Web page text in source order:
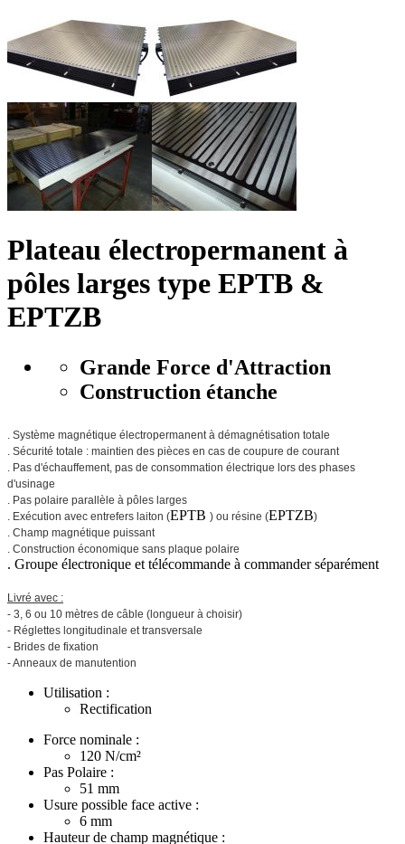
Plateau électropermanent à
pôles larges type EPTB &
EPTZB
Grande Force d'Attraction
Construction étanche
. Système magnétique électropermanent à démagnétisation totale
. Sécurité totale : maintien des pièces en cas de coupure de courant
. Pas d'échauffement, pas de consommation électrique lors des phases
d'usinage
. Pas polaire parallèle à pôles larges
. Exécution avec entrefers laiton (EPTB ) ou résine (EPTZB)
. Champ magnétique puissant
. Construction économique sans plaque polaire
. Groupe électronique et télécommande à commander séparément
Livré avec :
- 3, 6 ou 10 mètres de câble (longueur à choisir)
- Réglettes longitudinale et transversale
- Brides de fixation
- Anneaux de manutention
Utilisation :
Rectification
Force nominale :
120 N/cm²
Pas Polaire :
51 mm
Usure possible face active :
6 mm
Hauteur de champ magnétique :